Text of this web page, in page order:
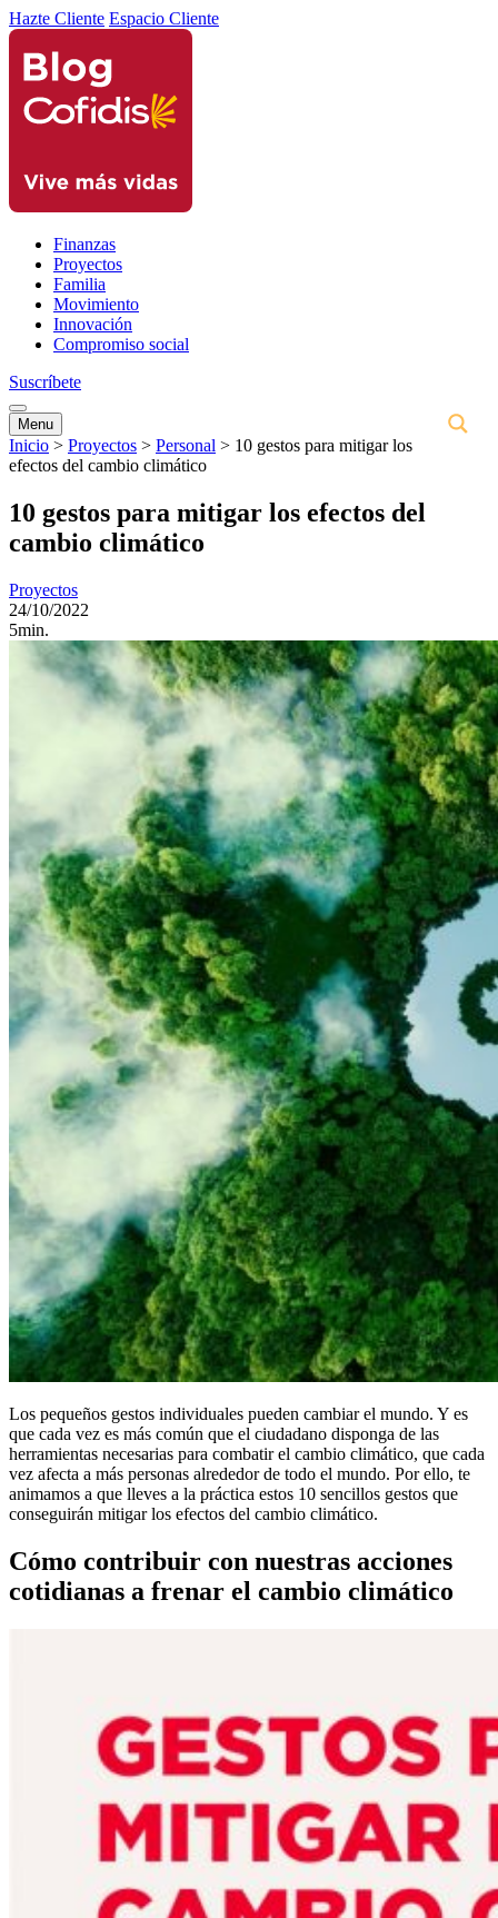
Hazte Cliente Espacio Cliente
Finanzas
Proyectos
Familia
Movimiento
Innovación
Compromiso social
Suscríbete
Menu
Inicio > Proyectos > Personal > 10 gestos para mitigar los
efectos del cambio climático
10 gestos para mitigar los efectos del
cambio climático
Proyectos
24/10/2022
5min.
Los pequeños gestos individuales pueden cambiar el mundo. Y es
que cada vez es más común que el ciudadano disponga de las
herramientas necesarias para combatir el cambio climático, que cada
vez afecta a más personas alrededor de todo el mundo. Por ello, te
animamos a que lleves a la práctica estos 10 sencillos gestos que
conseguirán mitigar los efectos del cambio climático.
Cómo contribuir con nuestras acciones
cotidianas a frenar el cambio climático